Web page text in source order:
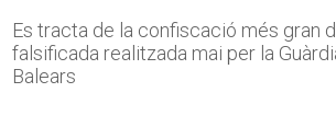
Es tracta de la confiscació més gran
falsificada realitzada mai per la
Balears